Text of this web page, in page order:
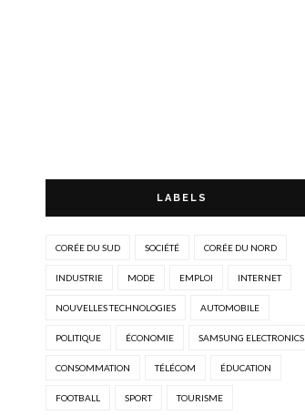
LABELS
CORÉE DU SUD SOCIÉTÉ CORÉE DU NORD
INDUSTRIE MODE EMPLOI INTERNET
NOUVELLES TECHNOLOGIES AUTOMOBILE
POLITIQUE ÉCONOMIE SAMSUNG ELECTRONICS
CONSOMMATION TÉLÉCOM ÉDUCATION
FOOTBALL SPORT TOURISME